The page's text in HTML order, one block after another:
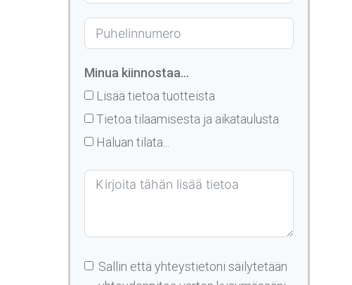
Minua kiinnostaa...
Lisää tietoa tuotteista
Tietoa tilaamisesta ja aikataulusta
Haluan tilata...
Sallin että yhteystietoni säilytetään